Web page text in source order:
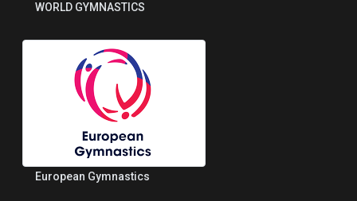
WORLD GYMNASTICS
European Gymnastics